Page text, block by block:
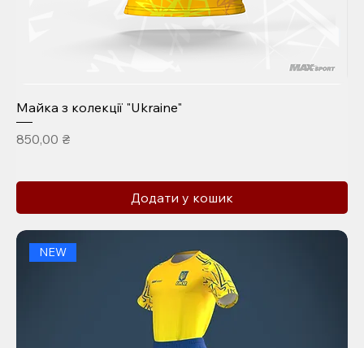
Майка з колекції "Ukraine"
Ціна
850,00 ₴
Додати у кошик
NEW